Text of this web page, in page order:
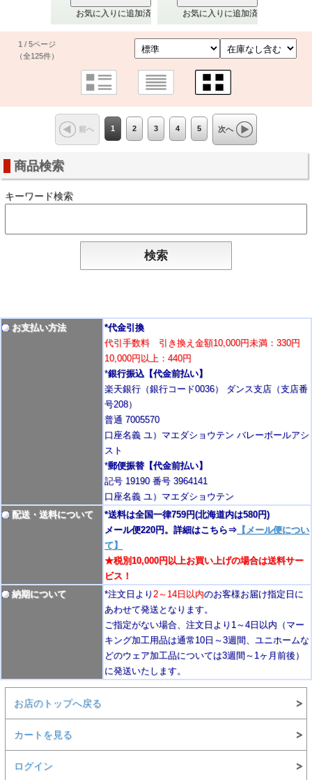
お気に入りに追加済 お気に入りに追加済
1 / 5ページ
（全125件）
前へ 1 2 3 4 5 次へ
商品検索
キーワード検索
お支払い方法
*代金引換
代引手数料 引き換え金額10,000円未満：330円
10,000円以上：440円
*銀行振込【代金前払い】
楽天銀行（銀行コード0036） ダンス支店（支店番
号208）
普通 7005570
口座名義 ユ）マエダショウテン バレーボールアシ
スト
*郵便振替【代金前払い】
記号 19190 番号 3964141
口座名義 ユ）マエダショウテン
配送・送料について
*送料は全国一律759円(北海道内は580円)
メール便220円。詳細はこちら⇒ 【メール便につい
て】
★税別10,000円以上お買い上げの場合は送料サー
ビス！
納期について
*注文日より 2～14日以内のお客様お届け指定日に
あわせて発送となります。
ご指定がない場合、注文日より1～4日以内 （マー
キング加工用品は通常10日 ～3週間 、ユニホームな
どのウェア加工品については3週間～ 1ヶ月前後 ）
に発送いたします。
お店のトップへ戻る
カートを見る
ログイン